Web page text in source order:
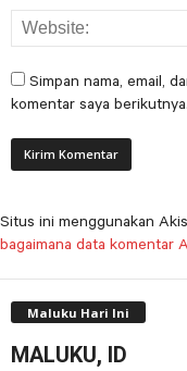
Simpan nama, email,
komentar saya berikutnya.
Situs ini menggunakan
bagaimana data komentar
Maluku Hari Ini
MALUKU, ID